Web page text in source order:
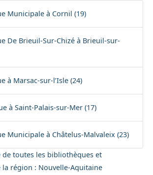
Municipale à Cornil (19)
De Brieuil-Sur-Chizé à Brieuil-sur-
à Marsac-sur-l’Isle (24)
à Saint-Palais-sur-Mer (17)
Municipale à Châtelus-Malvaleix (23)
de toutes les bibliothèques et
la région : Nouvelle-Aquitaine